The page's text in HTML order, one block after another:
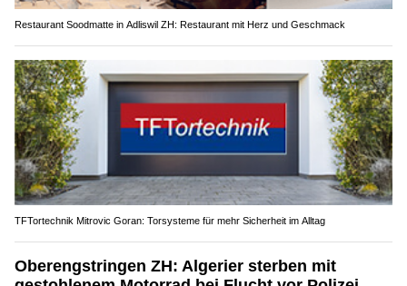
Restaurant Soodmatte in Adliswil ZH: Restaurant mit Herz und Geschmack
TFTortechnik Mitrovic Goran: Torsysteme für mehr Sicherheit im Alltag
Oberengstringen ZH: Algerier sterben mit